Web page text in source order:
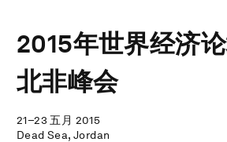
2015年世界经济
北非峰会
21–23 五月 2015
Dead Sea, Jordan